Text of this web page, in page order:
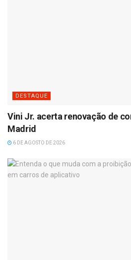
DESTAQUE
Vini Jr. acerta renovação de
Madrid
6 DE AGOSTO DE 2026